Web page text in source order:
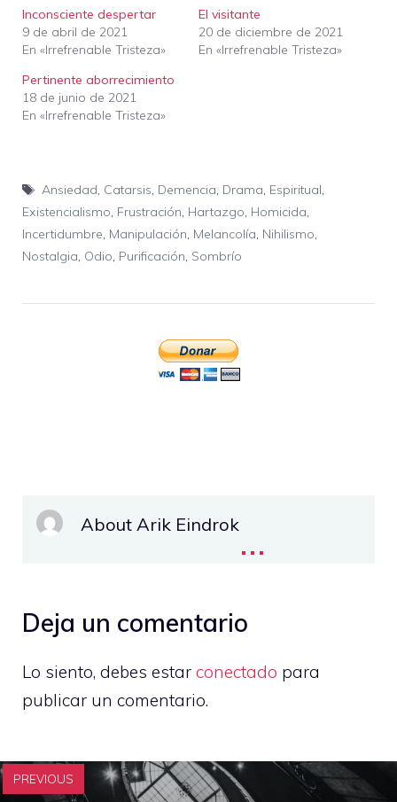
Inconsciente despertar
9 de abril de 2021
En «Irrefrenable Tristeza»
El visitante
20 de diciembre de 2021
En «Irrefrenable Tristeza»
Pertinente aborrecimiento
18 de junio de 2021
En «Irrefrenable Tristeza»
Etiquetas
Ansiedad, Catarsis, Demencia, Drama, Espiritual,
Existencialismo, Frustración, Hartazgo, Homicida,
Incertidumbre, Manipulación, Melancolía, Nihilismo,
Nostalgia, Odio, Purificación, Sombrío
About Arik Eindrok...
Deja un comentario
Lo siento, debes estar conectado para
publicar un comentario.
PREVIOUS